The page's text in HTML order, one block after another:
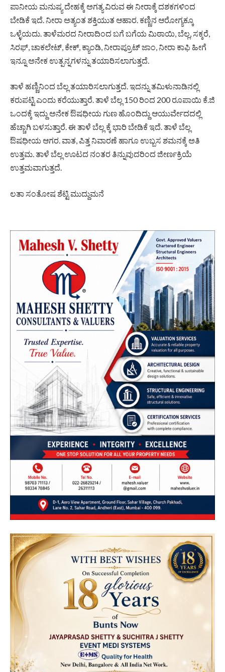
ಪಾನೀಯ ಮನುಷ್ಯ ದೇಹಕ್ಕೆ ಅಗತ್ಯ ವಿರುವ ಈ ನೀರಾಕ್ಕೆ ದಶಕಗಳಿಂದ
ಬೇಡಿಕೆ ಇದೆ. ನೀರಾ ಅತ್ಯಂತ ‌ಶಕ್ತಿಯುತ ಆಹಾರ. ಕಣ್ಣಿನ ಆರೋಗ್ಯಕ್ಕೂ
ಒಳ್ಳೆಯದು. ತಾಳೆಮರದ ನೀರಾದಿಂದ ಬಗೆ ಬಗೆಯ ಮಿಠಾಯಿ, ಬೆಲ್ಲ, ಸಕ್ಕರೆ,
ಸಿರಫ್, ಚಾಕಲೇಟ್, ಕೇಕ್, ಕ್ಯಾಂಡಿ, ನೀರಾಪ್ರೂಟ್ ಜಾಂ, ನೀರಾ ಕಾಫಿ‌ ಹೀಗೆ
ಇನ್ನೂ ಅನೇಕ ಉತ್ಪನ್ನಗಳನ್ನು ತಯಾರಿಸಲಾಗುತ್ತದೆ.
ತಾಳೆ ಹಣ್ಣಿನಿಂದ ಬೆಲ್ಲ ತಯಾರಿಸಲಾಗುತ್ತದೆ. ಇದನ್ನು ತಮಿಳುನಾಡಿನಲ್ಲಿ
ಕರುಪಟ್ಟಿ ಎಂದು ಕರೆಯುತ್ತಾರೆ. ತಾಳೆ ಬೆಲ್ಲ 150 ರಿಂದ 200 ರೂಪಾಯಿ ಕೆ.ಜಿ
ಒಂದಕ್ಕೆ ಇದ್ದು ಅನೇಕ ಔಷಧೀಯ ಗುಣ ಹೊಂದಿದ್ದು ಆಯುರ್ವೇದದಲ್ಲಿ
ಹೆಚ್ಚಾಗಿ ಬಳಸುತ್ತಾರೆ. ಈ ತಾಳೆ ಬೆಲ್ಲ ಕ್ಕೆ ಭಾರಿ ಬೇಡಿಕೆ ಇದೆ. ತಾಳೆ ಬೆಲ್ಲ
ಔಷಧೀಯ ಆಗರ. ವಾತ, ಪಿತ್ತ ನಿವಾರಣೆ ಹಾಗೂ ಉಬ್ಬಸ ಶಮನಕ್ಕೆ ಅತಿ
ಉತ್ತಮ. ತಾಳೆ ಬೆಲ್ಲ ಊಟದ ನಂತರ ತಿನ್ನುವುದರಿಂದ ಜೀರ್ಣಕ್ರಿಯೆ
ಉತ್ತಮವಾಗುತ್ತದೆ.
ಲತಾ ಸಂತೋಷ ಶೆಟ್ಟಿ ಮುದ್ದುಮನೆ